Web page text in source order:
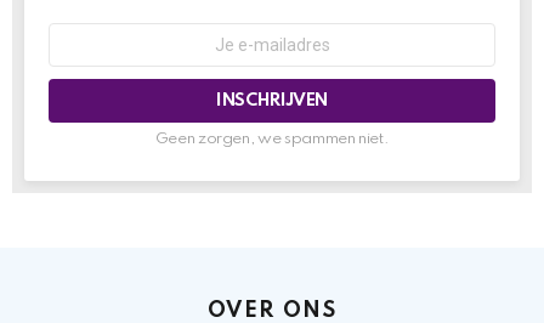
Geen zorgen, we spammen niet.
OVER ONS